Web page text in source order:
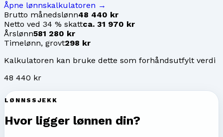
Åpne lønnskalkulatoren →
Brutto månedslønn48 440 kr
Netto ved 34 % skattca. 31 970 kr
Årslønn581 280 kr
Timelønn, grovt298 kr
Kalkulatoren kan bruke dette som forhåndsutfylt verdi
48 440 kr
LØNNSSJEKK
Hvor ligger lønnen din?